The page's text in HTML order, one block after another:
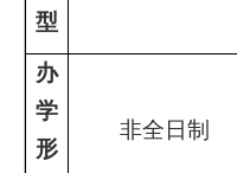
型
办
学
形
非全日制